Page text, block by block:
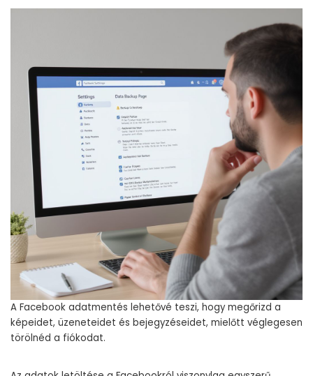
A Facebook adatmentés lehetővé teszi, hogy megőrizd a
képeidet, üzeneteidet és bejegyzéseidet, mielőtt véglegesen
törölnéd a fiókodat.